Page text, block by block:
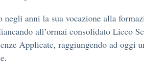
negli anni la sua vocazione alla
all’ormai consolidato Liceo
Applicate, raggiungendo ad oggi